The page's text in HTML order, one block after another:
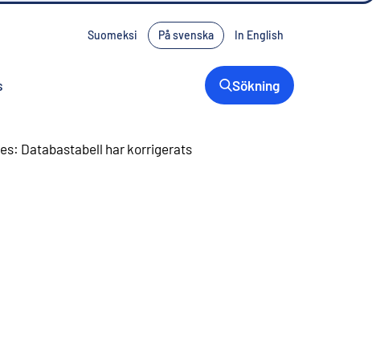
Suomeksi På svenska In English
Sökning
Databastabell har korrigerats